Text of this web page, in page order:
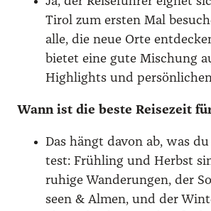
Tirol zum ers­ten Mal
alle, die neue Orte
bie­tet eine gute Mischung
High­lights und
Wann ist die bes­te Rei­se­zeit
Das hängt davon ab, was
test: Früh­ling und Herbst
ruhi­ge Wan­de­run­gen, der
seen & Almen, und der